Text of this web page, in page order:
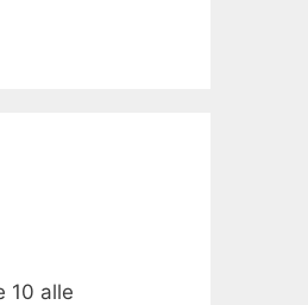
10 alle